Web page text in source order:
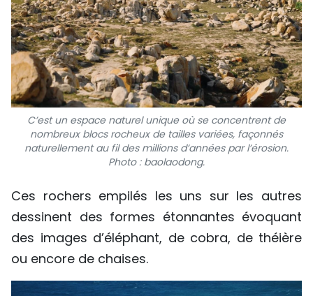
TIẾNG VIỆT
ENGLISH
中文
РУССКИЙ
ESPAÑOL
C’est un espace naturel unique où se concentrent de
nombreux blocs rocheux de tailles variées, façonnés
naturellement au fil des millions d’années par l’érosion.
Photo : baolaodong.
Ces rochers empilés les uns sur les autres
dessinent des formes étonnantes évoquant
des images d’éléphant, de cobra, de théière
ou encore de chaises.